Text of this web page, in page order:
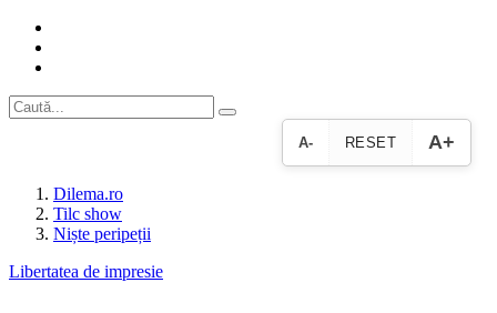
A- RESET A+
Dilema.ro
Tilc show
Niște peripeții
Libertatea de impresie